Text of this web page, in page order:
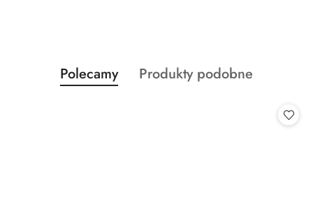
Pomiń karuzelę produktów
Produkty
o
Polecamy
Produkty
Produkty podobne